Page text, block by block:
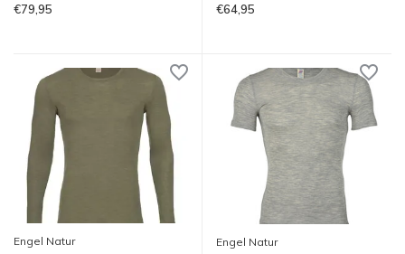
€79,95 €64,95
Engel Natur Engel Natur